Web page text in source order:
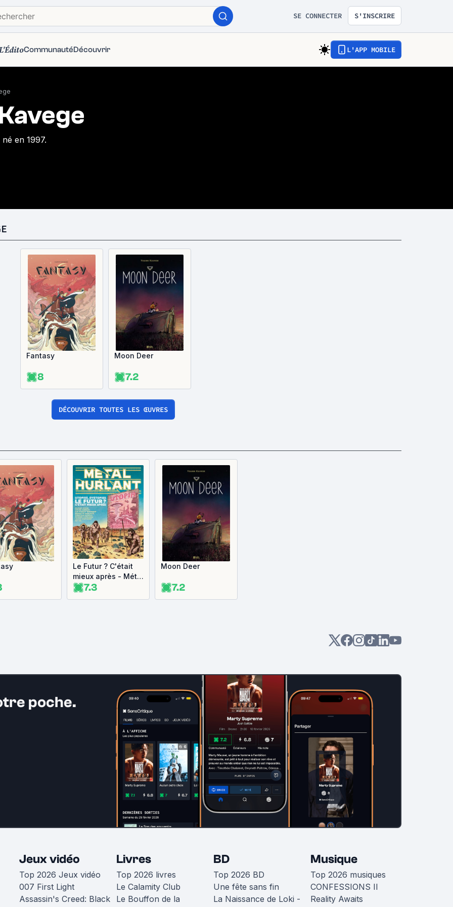
SE CONNECTER S'INSCRIRE
CommunautéDécouvrir L'APP MOBILE
en 1997.
Fantasy
8
Moon Deer
7.2
DÉCOUVRIR TOUTES LES ŒUVRES
Le Futur ? C'était
mieux après - Métal
hurlant n°9
7.3
Moon Deer
7.2
poche.
Jeux vidéo
Top 2026 Jeux vidéo
007 First Light
Assassin's Creed: Black
Livres
Top 2026 livres
Le Calamity Club
Le Bouffon de la
BD
Top 2026 BD
Une fête sans fin
La Naissance de Loki -
Musique
Top 2026 musiques
CONFESSIONS II
Reality Awaits